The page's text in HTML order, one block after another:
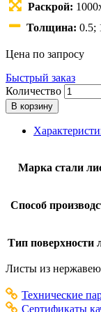
Раскрой:
Толщина: 0.5;
Цена по запросу
Быстрый заказ
Количество
В корзину
Марка стали
Способ
Тип поверхности
Листы из
Технические
Сертификаты